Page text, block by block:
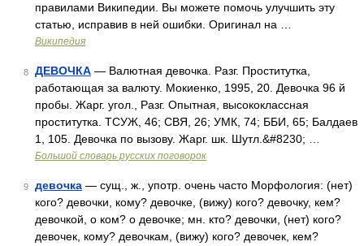
правилами Википедии. Вы можете помочь улучшить эту
статью, исправив в ней ошибки. Оригинал на …
Википедия
8 ДЕВОЧКА — Валютная девочка. Разг. Проститутка,
работающая за валюту. Мокиенко, 1995, 20. Девочка 96 й
пробы. Жарг. угол., Разг. Опытная, высококлассная
проститутка. ТСУЖ, 46; СВЯ, 26; УМК, 74; ББИ, 65; Балдаев
1, 105. Девочка по вызову. Жарг. шк. Шутл.&#8230; …
Большой словарь русских поговорок
9 девочка — сущ., ж., употр. очень часто Морфология: (нет)
кого? девочки, кому? девочке, (вижу) кого? девочку, кем?
девочкой, о ком? о девочке; мн. кто? девочки, (нет) кого?
девочек, кому? девочкам, (вижу) кого? девочек, кем?